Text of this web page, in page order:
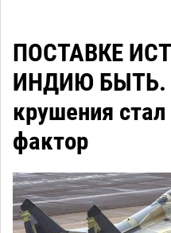
ПОСТАВКЕ
ИНДИЮ БЫТЬ.
крушения
фактор